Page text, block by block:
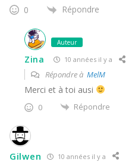
0 Répondre
Auteur
Zina 10 années il y a
Répondre à MelM
Merci et à toi ausi
0 Répondre
Gilwen 10 années il y a